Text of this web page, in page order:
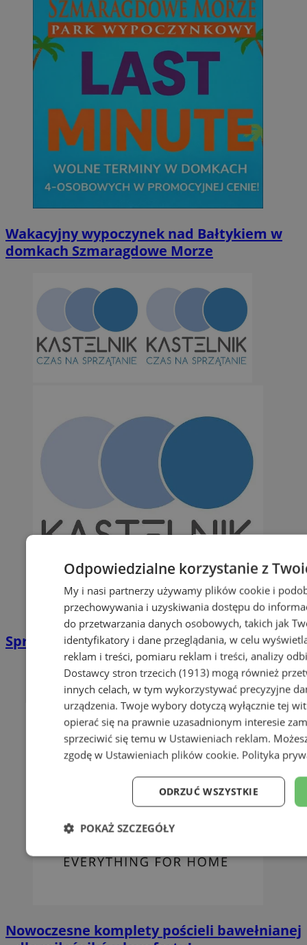
Wakacyjny wypoczynek nad Bałtykiem w
domkach Szmaragdowe Morze
Sprzątanie po zgonie w Orzeszu | Kastelnik
Nowoczesne komplety pościeli bawełnianej
Odpowiedzialne korzystanie z
My i nasi partnerzy używamy plików cookie i
przechowywania i uzyskiwania dostępu do
do przetwarzania danych osobowych, takich jak
identyfikatory i dane przeglądania, w celu
reklam i treści, pomiaru reklam i treści, analizy
Dostawcy stron trzecich (1913)mogą również
innych celach, w tym wykorzystywać precyzyjne
urządzenia. Twoje wybory dotyczą wyłącznie tej
opierać się na prawnie uzasadnionym interesie
sprzeciwić się temu w Ustawieniach reklam.
zgodę w Ustawieniach plików cookie. Polityka
ODRZUĆ WSZYSTKIE
POKAŻ SZCZEGÓŁY
Niezbędne Wydajność